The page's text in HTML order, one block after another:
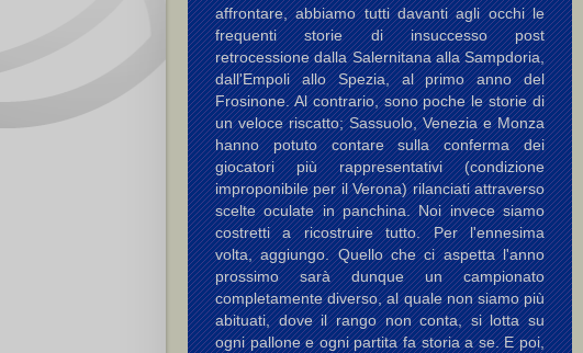
affrontare, abbiamo tutti davanti agli occhi le
frequenti storie di insuccesso post
retrocessione dalla Salernitana alla Sampdoria,
dall'Empoli allo Spezia, al primo anno del
Frosinone. Al contrario, sono poche le storie di
un veloce riscatto; Sassuolo, Venezia e Monza
hanno potuto contare sulla conferma dei
giocatori più rappresentativi (condizione
improponibile per il Verona) rilanciati attraverso
scelte oculate in panchina. Noi invece siamo
costretti a ricostruire tutto. Per l'ennesima
volta, aggiungo. Quello che ci aspetta l'anno
prossimo sarà dunque un campionato
completamente diverso, al quale non siamo più
abituati, dove il rango non conta, si lotta su
ogni pallone e ogni partita fa storia a se. E poi,